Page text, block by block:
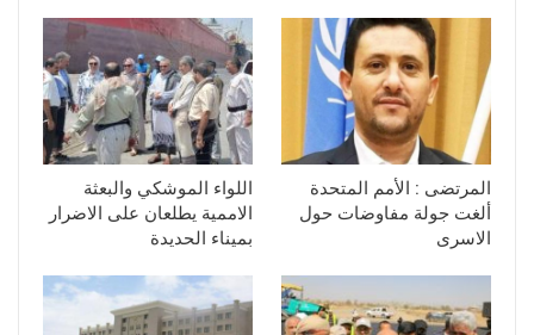
المرتضى : الأمم المتحدة
ألغت جولة مفاوضات حول
الاسرى
اللواء الموشكي والبعثة
الاممية يطلعان على الاضرار
بميناء الحديدة